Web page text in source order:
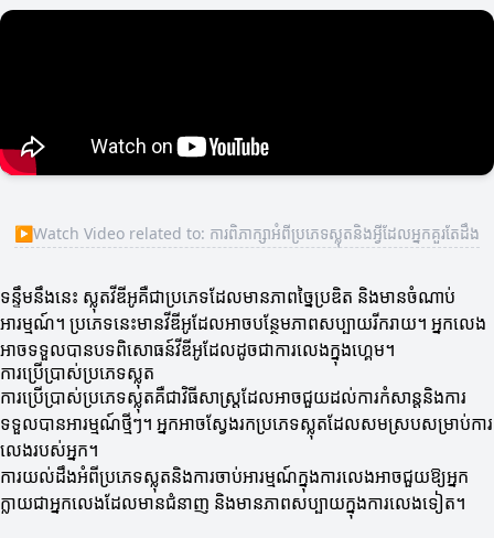
▶Watch Video related to: ការពិភាក្សាអំពីប្រភេទស្លុតនិងអ្វីដែលអ្នកគួរតែដឹង
ទន្ទឹមនឹងនេះ ស្លុតវីឌីអូគឺជាប្រភេទដែលមានភាពច្នៃប្រឌិត និងមានចំណាប់
អារម្មណ៍។ ប្រភេទនេះមានវីឌីអូដែលអាចបន្ថែមភាពសប្បាយរីករាយ។ អ្នកលេង
អាចទទួលបានបទពិសោធន៍វីឌីអូដែលដូចជាការលេងក្នុងហ្គេម។
ការប្រើប្រាស់ប្រភេទស្លុត
ការប្រើប្រាស់ប្រភេទស្លុតគឺជាវិធីសាស្រ្តដែលអាចជួយដល់ការកំសាន្តនិងការ
ទទួលបានអារម្មណ៍ថ្មីៗ។ អ្នកអាចស្វែងរកប្រភេទស្លុតដែលសមស្របសម្រាប់ការ
លេងរបស់អ្នក។
ការយល់ដឹងអំពីប្រភេទស្លុតនិងការចាប់អារម្មណ៍ក្នុងការលេងអាចជួយឱ្យអ្នក
ក្លាយជាអ្នកលេងដែលមានជំនាញ និងមានភាពសប្បាយក្នុងការលេងទៀត។